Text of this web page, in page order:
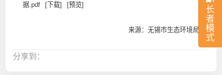
长
者
模
式
据.pdf
[下载] [预览]
来源：无锡市生态环境局
分享到：